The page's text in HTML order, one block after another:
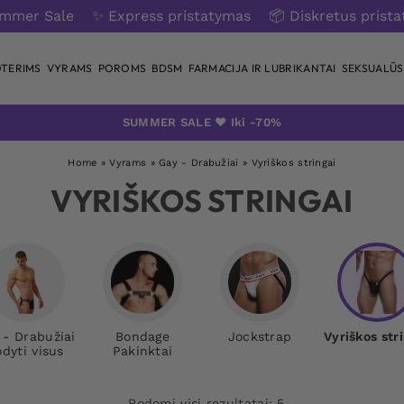
Sale ✨ Express pristatymas 📦 Diskretus
VYRAMS POROMS BDSM FARMACIJA IR LUBRIKANTAI
SUMMER SALE ❤️ Iki -70%
Home »Vyrams » Gay - Drabužiai » Vyriškos stringai
VYRIŠKOS STRINGAI
- Drabužiai
visus
Bondage
Pakinktai
Jockstrap Vyriškos